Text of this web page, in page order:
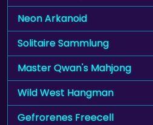
Neon Arkanoid
Solitaire Sammlung
Master Qwan's Mahjong
Wild West Hangman
Gefrorenes Freecell